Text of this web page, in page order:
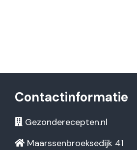
Contactinformatie
Gezonderecepten.nl
Maarssenbroeksedijk 41